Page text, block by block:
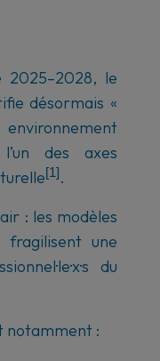
2025–2028, le
désormais «
des axes
[1] .
: les modèles
une
du
notamment :